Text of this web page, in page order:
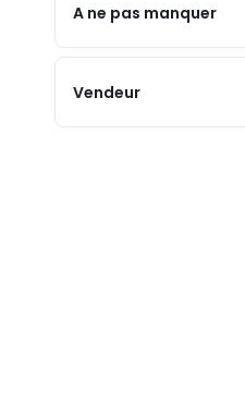
A ne pas manquer
Vendeur